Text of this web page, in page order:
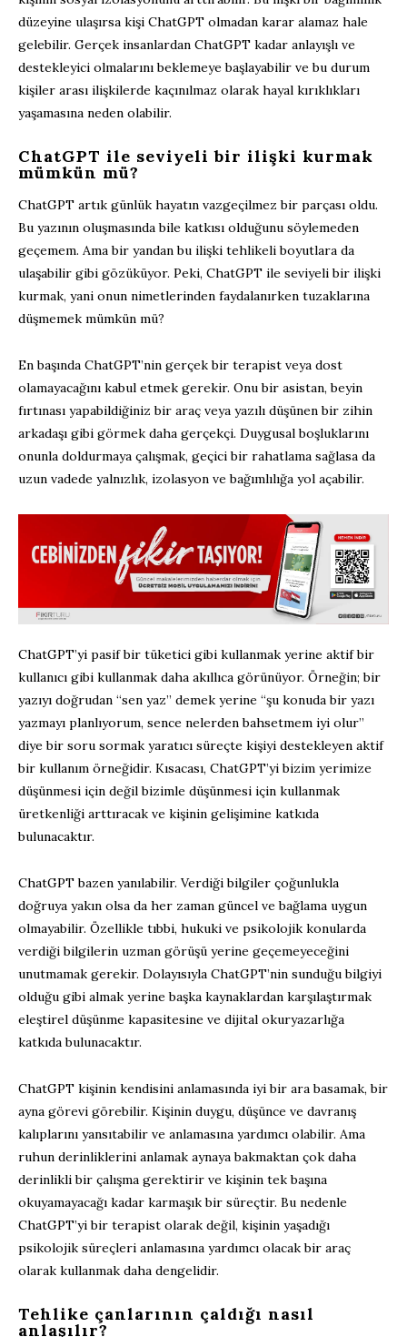
düzeyine ulaşırsa kişi ChatGPT olmadan karar alamaz hale
gelebilir. Gerçek insanlardan ChatGPT kadar anlayışlı ve
destekleyici olmalarını beklemeye başlayabilir ve bu durum
kişiler arası ilişkilerde kaçınılmaz olarak hayal kırıklıkları
yaşamasına neden olabilir.
ChatGPT ile seviyeli bir ilişki kurmak
mümkün mü?
ChatGPT artık günlük hayatın vazgeçilmez bir parçası oldu.
Bu yazının oluşmasında bile katkısı olduğunu söylemeden
geçemem. Ama bir yandan bu ilişki tehlikeli boyutlara da
ulaşabilir gibi gözüküyor. Peki, ChatGPT ile seviyeli bir ilişki
kurmak, yani onun nimetlerinden faydalanırken tuzaklarına
düşmemek mümkün mü?
En başında ChatGPT’nin gerçek bir terapist veya dost
olamayacağını kabul etmek gerekir. Onu bir asistan, beyin
fırtınası yapabildiğiniz bir araç veya yazılı düşünen bir zihin
arkadaşı gibi görmek daha gerçekçi. Duygusal boşluklarını
onunla doldurmaya çalışmak, geçici bir rahatlama sağlasa da
uzun vadede yalnızlık, izolasyon ve bağımlılığa yol açabilir.
ChatGPT’yi pasif bir tüketici gibi kullanmak yerine aktif bir
kullanıcı gibi kullanmak daha akıllıca görünüyor. Örneğin; bir
yazıyı doğrudan “sen yaz” demek yerine “şu konuda bir yazı
yazmayı planlıyorum, sence nelerden bahsetmem iyi olur”
diye bir soru sormak yaratıcı süreçte kişiyi destekleyen aktif
bir kullanım örneğidir. Kısacası, ChatGPT’yi bizim yerimize
düşünmesi için değil bizimle düşünmesi için kullanmak
üretkenliği arttıracak ve kişinin gelişimine katkıda
bulunacaktır.
ChatGPT bazen yanılabilir. Verdiği bilgiler çoğunlukla
doğruya yakın olsa da her zaman güncel ve bağlama uygun
olmayabilir. Özellikle tıbbi, hukuki ve psikolojik konularda
verdiği bilgilerin uzman görüşü yerine geçemeyeceğini
unutmamak gerekir. Dolayısıyla ChatGPT’nin sunduğu bilgiyi
olduğu gibi almak yerine başka kaynaklardan karşılaştırmak
eleştirel düşünme kapasitesine ve dijital okuryazarlığa
katkıda bulunacaktır.
ChatGPT kişinin kendisini anlamasında iyi bir ara basamak, bir
ayna görevi görebilir. Kişinin duygu, düşünce ve davranış
kalıplarını yansıtabilir ve anlamasına yardımcı olabilir. Ama
ruhun derinliklerini anlamak aynaya bakmaktan çok daha
derinlikli bir çalışma gerektirir ve kişinin tek başına
okuyamayacağı kadar karmaşık bir süreçtir. Bu nedenle
ChatGPT’yi bir terapist olarak değil, kişinin yaşadığı
psikolojik süreçleri anlamasına yardımcı olacak bir araç
olarak kullanmak daha dengelidir.
Tehlike çanlarının çaldığı nasıl
anlaşılır?